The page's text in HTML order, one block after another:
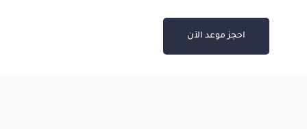
احجز موعد الآن